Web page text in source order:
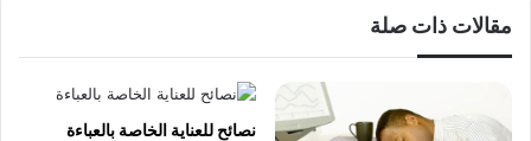
مقالات ذات صلة
نصائح للعناية الخاصة بالعباءة